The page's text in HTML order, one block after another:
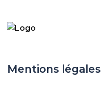
Mentions légales